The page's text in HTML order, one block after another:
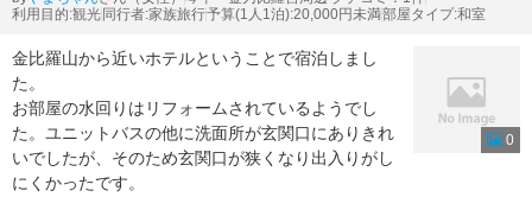
利用目的:観光 同行者:家族旅行予算(1人1泊):20,000円未満部屋タイプ:和室
金比羅山から近いホテルということで宿泊しまし
た。
お部屋の水回りはリフォームされているようでし
た。ユニットバスの他に洗面所が玄関口にありきれ
いでしたが、そのため玄関口が狭くなり出入りがし
にくかったです。
0